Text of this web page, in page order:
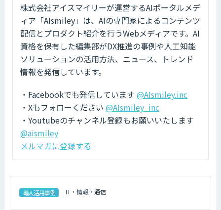
株式会社アイスマイリーが運営するAIポータルメデ
ィア「AIsmiley」は、AIの専門家によるコンテンツ
配信とプロダクト紹介を行うWebメディアです。AI
資格を保有した編集部がDX推進の事例や人工知能
ソリューションの活用方法、ニュース、トレンド
情報を発信しています。
・Facebookでも発信しています @AIsmiley.inc
・Xもフォローください @AIsmiley_inc
・Youtubeのチャンネル登録もお願いいたします
@aismiley
メルマガに登録する
導入活用事例 IT・情報・通信